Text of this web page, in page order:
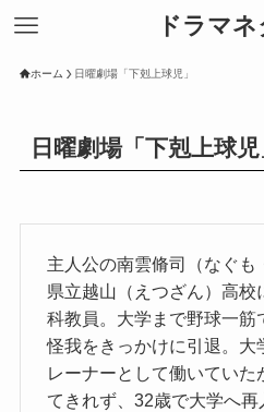
ドラマ
ホーム 日曜劇場「下剋上球児」
日曜劇場「下剋上球児
主人公の南雲脩司（なぐ
県立越山（えつざん）高校
科教員。大学まで野球一筋
怪我をきっかけに引退。大
レーナーとして働いていた
てきれず、32歳で大学へ再